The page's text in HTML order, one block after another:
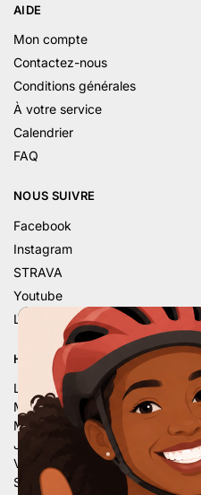
AIDE
Mon compte
Contactez-nous
Conditions générales
À votre service
Calendrier
FAQ
NOUS SUIVRE
Facebook
Instagram
STRAVA
Youtube
Linkedin
HORAIRE D’ÉTÉ
Lu. – 9h – 12h | 14h – 18h
Ma. – 9h – 12h | 14h – 18h
Me. – 9h – 12h | 14h – 18h
Je. – 9h – 12h | 14h – 18h
Ve. – 9h – 12h | 14h – 18h
Sa. – 9h – 12h | 13h30 – 16h